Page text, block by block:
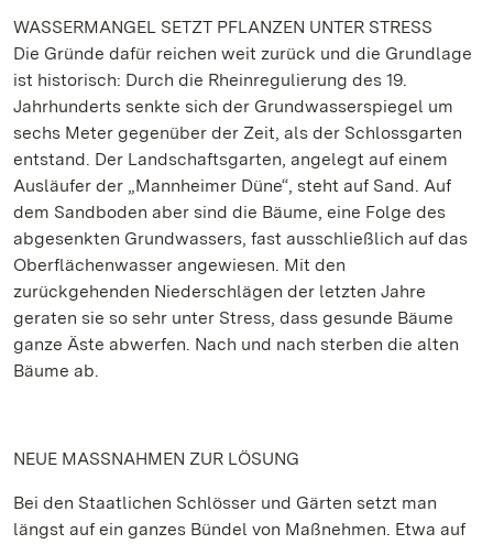
WASSERMANGEL SETZT PFLANZEN UNTER STRESS
Die Gründe dafür reichen weit zurück und die Grundlage
ist historisch: Durch die Rheinregulierung des 19.
Jahrhunderts senkte sich der Grundwasserspiegel um
sechs Meter gegenüber der Zeit, als der Schlossgarten
entstand. Der Landschaftsgarten, angelegt auf einem
Ausläufer der „Mannheimer Düne“, steht auf Sand. Auf
dem Sandboden aber sind die Bäume, eine Folge des
abgesenkten Grundwassers, fast ausschließlich auf das
Oberflächenwasser angewiesen. Mit den
zurückgehenden Niederschlägen der letzten Jahre
geraten sie so sehr unter Stress, dass gesunde Bäume
ganze Äste abwerfen. Nach und nach sterben die alten
Bäume ab.
NEUE MASSNAHMEN ZUR LÖSUNG
Bei den Staatlichen Schlösser und Gärten setzt man
längst auf ein ganzes Bündel von Maßnehmen. Etwa auf